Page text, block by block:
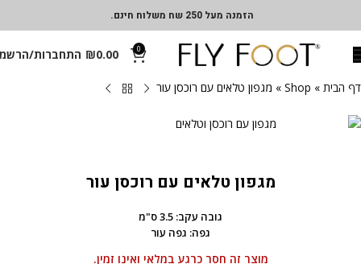
הזמנה מעל 250 שח משלוח חינם.
0
₪0.00 התחברות/
דף הבית »
Shop
» מגפון טלאים עם רוכסן עור
מגפון טלאים עם רוכסן עור
גובה עקב: 3.5 ס"מ
גפה: גפה עור
מוצר זה חסר כרגע במלאי ואינו זמין.